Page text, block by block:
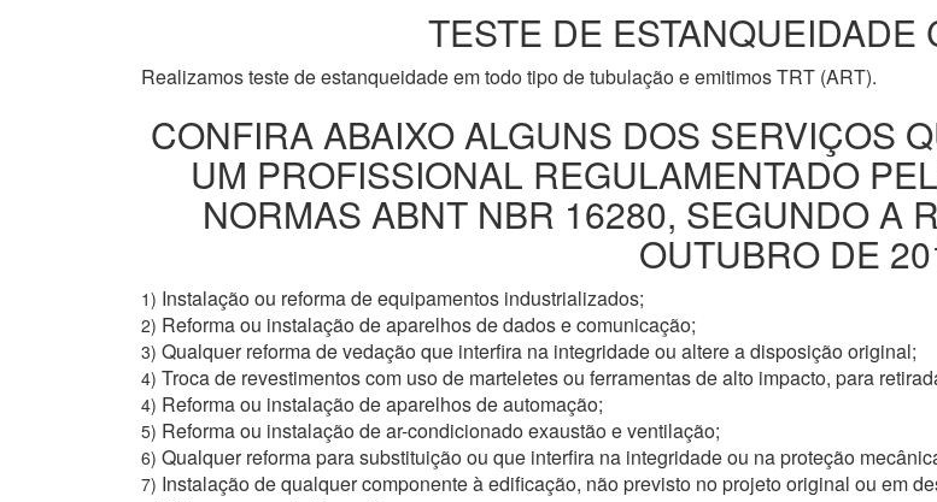
TESTE DE ESTANQUEIDADE
Realizamos teste de estanqueidade em todo tipo de tubulação e emitimos TRT (ART).
CONFIRA ABAIXO ALGUNS DOS SERVIÇOS
UM PROFISSIONAL REGULAMENTADO
NORMAS ABNT NBR 16280, SEGUNDO A
OUTUBRO DE
1) Instalação ou reforma de equipamentos industrializados;
2) Reforma ou instalação de aparelhos de dados e comunicação;
3) Qualquer reforma de vedação que interfira na integridade ou altere a disposição original;
4) Troca de revestimentos com uso de marteletes ou ferramentas de alto impacto, para
4) Reforma ou instalação de aparelhos de automação;
5) Reforma ou instalação de ar-condicionado exaustão e ventilação;
6) Qualquer reforma para substituição ou que interfira na integridade ou na proteção
7) Instalação de qualquer componente à edificação, não previsto no projeto original ou em